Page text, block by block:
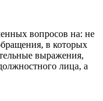
вопросов на: не
в которых
выражения,
лица, а